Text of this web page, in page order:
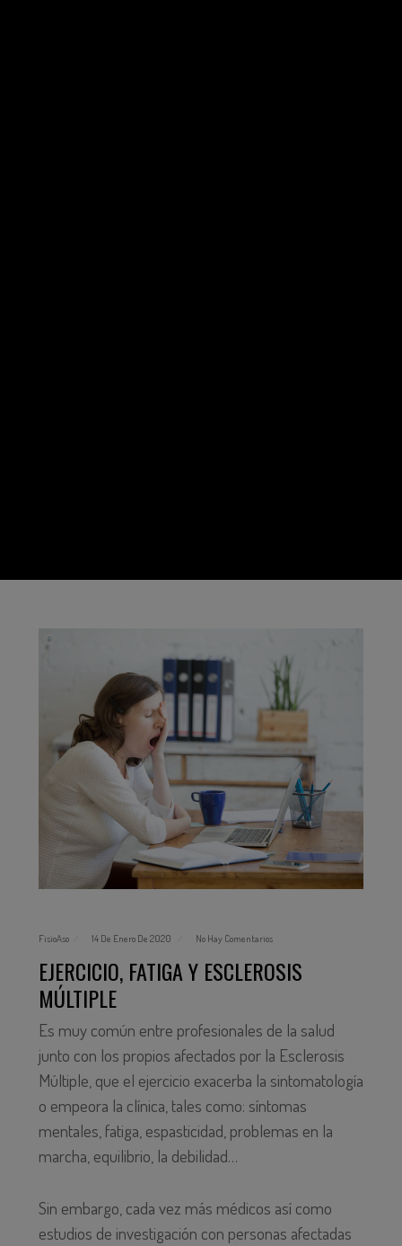
FisioAso 14 De Enero De 2020 No Hay Comentarios
EJERCICIO, FATIGA Y ESCLEROSIS
MÚLTIPLE
Es muy común entre profesionales de la salud
junto con los propios afectados por la Esclerosis
Múltiple, que el ejercicio exacerba la sintomatología
o empeora la clínica, tales como: síntomas
mentales, fatiga, espasticidad, problemas en la
marcha, equilibrio, la debilidad…
Sin embargo, cada vez más médicos así como
estudios de investigación con personas afectadas